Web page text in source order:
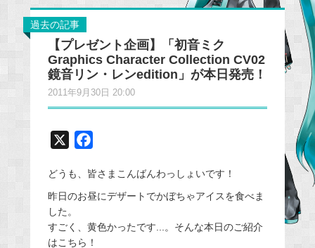
過去の記事
【プレゼント企画】「初音ミク
Graphics Character Collection CV02
鏡音リン・レンedition」が本日発売！
2011年9月30日 20:00
c
e
o
どうも、皆さまこんばんわっしょいです！
昨日のお昼にデザートでかぼちゃアイスを食べま
した。
すごく、黄色かったです...。そんな本日のご紹介
はこちら！